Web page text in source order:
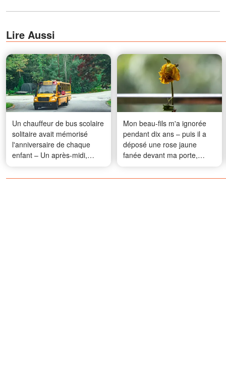
Lire Aussi
Un chauffeur de bus scolaire
solitaire avait mémorisé
l'anniversaire de chaque
enfant – Un après-midi,
toute la ville lui a fait une
surprise
Mon beau-fils m'a ignorée
pendant dix ans – puis il a
déposé une rose jaune
fanée devant ma porte,
accompagnée d'un mot qui
m'a bouleversée